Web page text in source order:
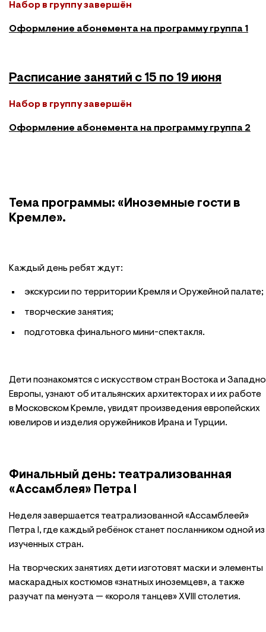
Набор в группу завершён
Оформление абонемента на программу группа 1
Расписание занятий с 15 по 19 июня
Набор в группу завершён
Оформление абонемента на программу группа 2
Тема программы: «Иноземные гости в
Кремле».
Каждый день ребят ждут:
экскурсии по территории Кремля и Оружейной палате;
творческие занятия;
подготовка финального мини-спектакля.
Дети познакомятся с искусством стран Востока и
Европы, узнают об итальянских архитекторах и их работе
в Московском Кремле, увидят произведения европейских
ювелиров и изделия оружейников Ирана и Турции.
Финальный день: театрализованная
«Ассамблея» Петра I
Неделя завершается театрализованной «Ассамблеей»
Петра I, где каждый ребёнок станет посланником одной из
изученных стран.
На творческих занятиях дети изготовят маски и элементы
маскарадных костюмов «знатных иноземцев», а также
разучат па менуэта — «короля танцев» XVIII столетия.